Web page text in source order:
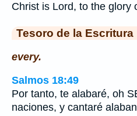
Christ is Lord, to the glory
Tesoro de la Escritura
every.
Salmos 18:49
Por tanto, te alabaré, oh
naciones, y cantaré